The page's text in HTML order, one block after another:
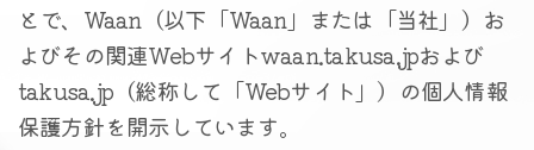
とで、Waan（以下「Waan」または「当社」）お
よびその関連Webサイトwaan.takusa.jpおよび
takusa.jp（総称して「Webサイト」）の個人情報
保護方針を開示しています。